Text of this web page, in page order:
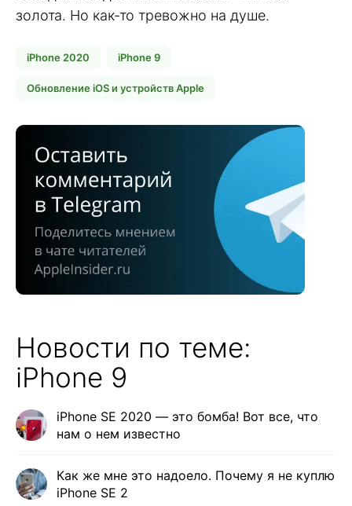
золота. Но как-то тревожно на душе.
iPhone 2020 iPhone 9
Обновление iOS и устройств Apple
Новости по теме:
iPhone 9
iPhone SE 2020 — это бомба! Вот все, что
нам о нем известно
Как же мне это надоело. Почему я не куплю
iPhone SE 2